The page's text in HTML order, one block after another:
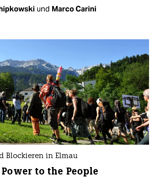
und Marco Carini
Blockieren in Elmau
to the People